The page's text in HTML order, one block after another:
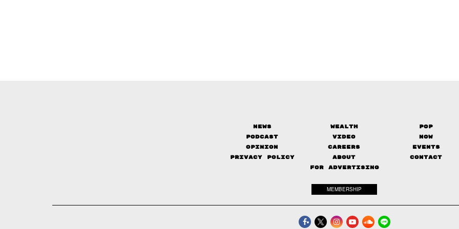
News Wealth
Pop
Podcast
Video
Now
Opinion
Careers
Events
Privacy Policy
About
Contact
FOR ADVERTISING
MEMBERSHIP